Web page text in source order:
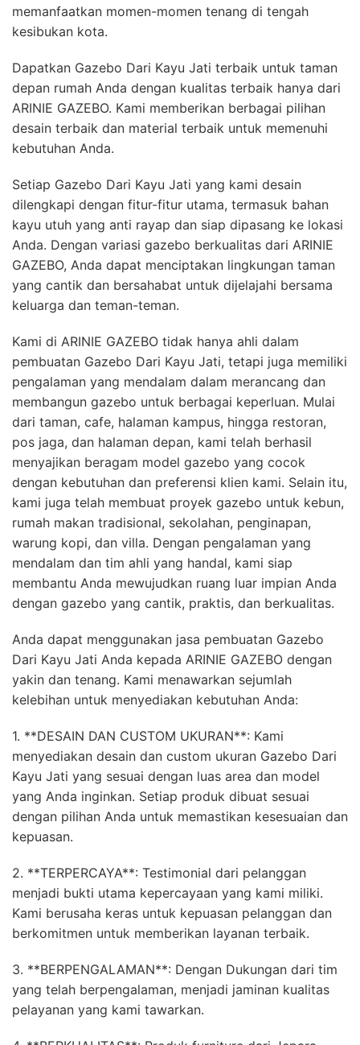
memanfaatkan momen-momen tenang di tengah
kesibukan kota.
Dapatkan Gazebo Dari Kayu Jati terbaik untuk taman
depan rumah Anda dengan kualitas terbaik hanya dari
ARINIE GAZEBO. Kami memberikan berbagai pilihan
desain terbaik dan material terbaik untuk memenuhi
kebutuhan Anda.
Setiap Gazebo Dari Kayu Jati yang kami desain
dilengkapi dengan fitur-fitur utama, termasuk bahan
kayu utuh yang anti rayap dan siap dipasang ke lokasi
Anda. Dengan variasi gazebo berkualitas dari ARINIE
GAZEBO, Anda dapat menciptakan lingkungan taman
yang cantik dan bersahabat untuk dijelajahi bersama
keluarga dan teman-teman.
Kami di ARINIE GAZEBO tidak hanya ahli dalam
pembuatan Gazebo Dari Kayu Jati, tetapi juga memiliki
pengalaman yang mendalam dalam merancang dan
membangun gazebo untuk berbagai keperluan. Mulai
dari taman, cafe, halaman kampus, hingga restoran,
pos jaga, dan halaman depan, kami telah berhasil
menyajikan beragam model gazebo yang cocok
dengan kebutuhan dan preferensi klien kami. Selain itu,
kami juga telah membuat proyek gazebo untuk kebun,
rumah makan tradisional, sekolahan, penginapan,
warung kopi, dan villa. Dengan pengalaman yang
mendalam dan tim ahli yang handal, kami siap
membantu Anda mewujudkan ruang luar impian Anda
dengan gazebo yang cantik, praktis, dan berkualitas.
Anda dapat menggunakan jasa pembuatan Gazebo
Dari Kayu Jati Anda kepada ARINIE GAZEBO dengan
yakin dan tenang. Kami menawarkan sejumlah
kelebihan untuk menyediakan kebutuhan Anda:
1. **DESAIN DAN CUSTOM UKURAN**: Kami
menyediakan desain dan custom ukuran Gazebo Dari
Kayu Jati yang sesuai dengan luas area dan model
yang Anda inginkan. Setiap produk dibuat sesuai
dengan pilihan Anda untuk memastikan kesesuaian dan
kepuasan.
2. **TERPERCAYA**: Testimonial dari pelanggan
menjadi bukti utama kepercayaan yang kami miliki.
Kami berusaha keras untuk kepuasan pelanggan dan
berkomitmen untuk memberikan layanan terbaik.
3. **BERPENGALAMAN**: Dengan Dukungan dari tim
yang telah berpengalaman, menjadi jaminan kualitas
pelayanan yang kami tawarkan.